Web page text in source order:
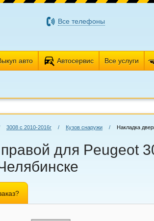
Все телефоны
авто Автосервис Все услуги
3008 с 2010-2016г / Кузов снаружи / Накладка
для Peugeot